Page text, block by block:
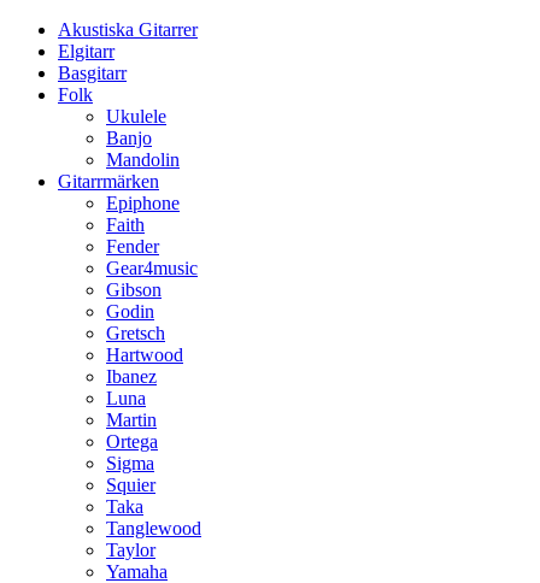
Akustiska Gitarrer
Elgitarr
Basgitarr
Folk
Ukulele
Banjo
Mandolin
Gitarrmärken
Epiphone
Faith
Fender
Gear4music
Gibson
Godin
Gretsch
Hartwood
Ibanez
Luna
Martin
Ortega
Sigma
Squier
Taka
Tanglewood
Taylor
Yamaha